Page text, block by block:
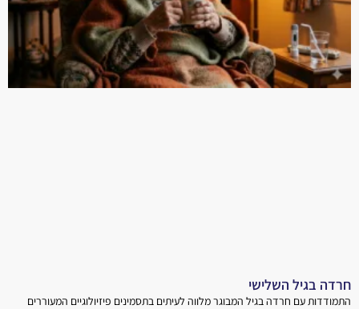
חרדה בגיל השלישי
התמודדות עם חרדה בגיל המבוגר מלווה לעיתים בתסמינים פיזיולוגיים המעוררים